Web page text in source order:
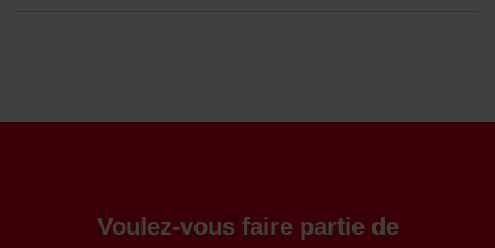
Voulez-vous faire partie de